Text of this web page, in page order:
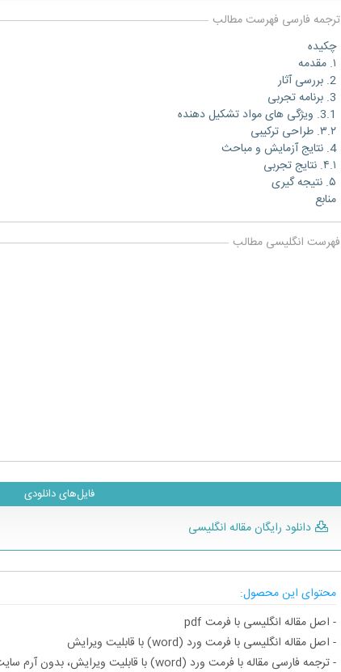
ترجمه فارسی فهرست مطالب
چکیده
۱. مقدمه
2. بررسی آثار
3. برنامه تجربی
3.1. ویژگی‌ های مواد تشکیل دهنده
۳.۲. طراحی ترکیبی
4. نتایج آزمایش و مباحث
۴.۱. نتایج تجربی
۵. نتیجه ‌گیری
منابع
فهرست انگلیسی مطالب
فایل‌های دانلودی
دانلود رایگان مقاله انگلیسی
محتوای این محصول:
- اصل مقاله انگلیسی با فرمت pdf
- اصل مقاله انگلیسی با فرمت ورد (word) با قابلیت ویرایش
- ترجمه فارسی مقاله با فرمت ورد (word) با قابلیت ویرایش، بدون آرم سایت ای ترجمه